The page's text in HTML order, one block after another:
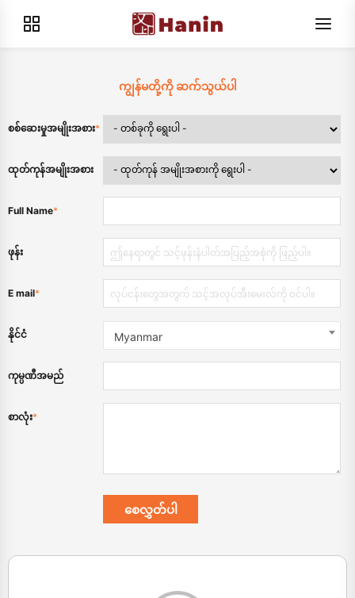
ကျွန်မတို့ကို ဆက်သွယ်ပါ
စစ်ဆေးမှုအမျိုးအစား*
ထုတ်ကုန်အမျိုးအစား
Full Name*
ဖုန်း
E mail*
နိုင်ငံ Myanmar
ကုမ္ပဏီအမည်
စာလုံး*